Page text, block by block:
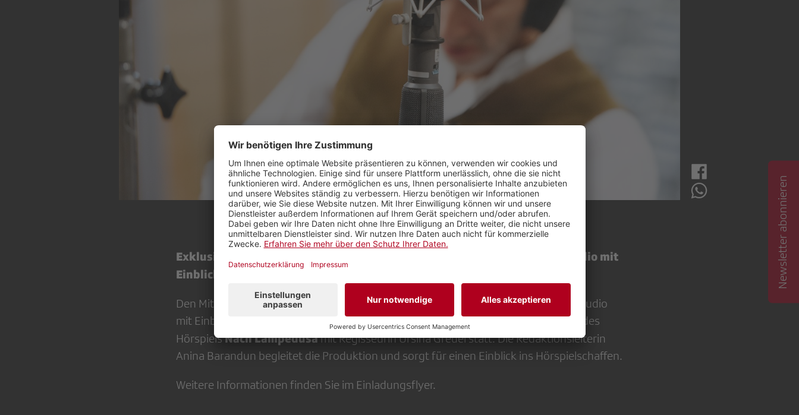
Exklusive Führung für unsere Mitglieder der Sektion 3 durch das Radiostudio mit
Einblick ins Hörspiel
Den Mitgliedern der Sektion 3 bietet sich eine exklusive Führung durch das Radiostudio
mit Einblick in die Hörspielabteilung. Dort finden die Endmontage und der Endmix des
HörspielsNach Lampedusamit Regisseurin Ursina Greuel statt. Die Redaktionsleiterin
Anina Barandun begleitet die Produktion und sorgt für einen Einblick ins Hörspielschaffen.
Weitere Informationen finden Sie im Einladungsflyer.
Newsletter abonnieren